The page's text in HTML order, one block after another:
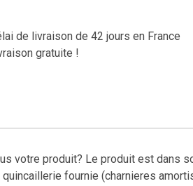
de livraison de 42 jours en France
gratuite !
votre produit? Le produit est dans
fournie (charnieres